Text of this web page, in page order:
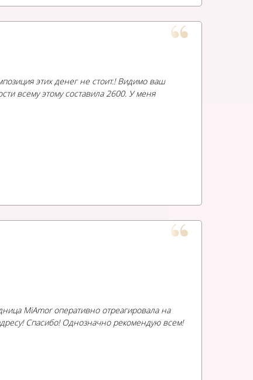
этих денег не стоит.! Видимо ваш
всему этому составила 2600. У меня
MiAmor оперативно отреагировала на
Спасибо! Однозначно рекомендую всем!